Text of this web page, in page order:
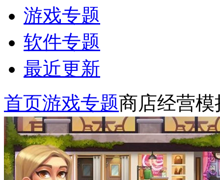
游戏专题
软件专题
最近更新
首页游戏专题商店经营